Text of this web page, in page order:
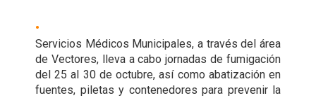
Servicios Médicos Municipales, a través del área
de Vectores, lleva a cabo jornadas de fumigación
del 25 al 30 de octubre, así como abatización en
fuentes, piletas y contenedores para prevenir la